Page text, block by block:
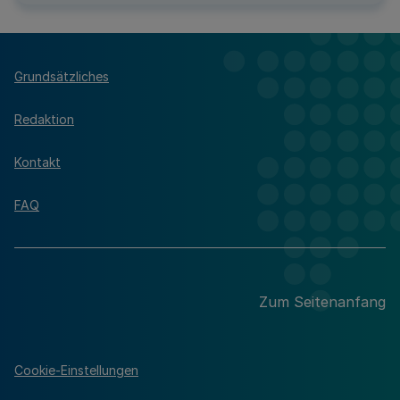
Grundsätzliches
Redaktion
Kontakt
FAQ
Zum Seitenanfang
Cookie-Einstellungen